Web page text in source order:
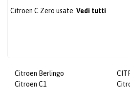
Citroen C Zero usate. Vedi tutti
Citroen Berlingo
Citroen C1